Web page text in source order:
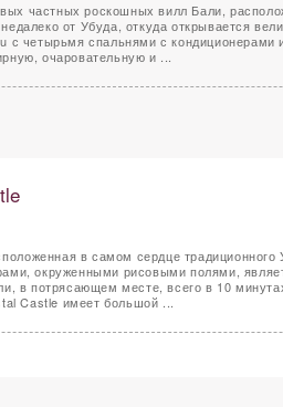
частных роскошных вилл Бали,
от Убуда, откуда открывается
с четырьмя спальнями с кондиционерами
очаровательную и ...
в самом сердце традиционного
окруженными рисовыми полями,
в потрясающем месте, всего в 10
Castle имеет большой ...